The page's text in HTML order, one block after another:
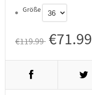
Größe
€119.99 €71.99